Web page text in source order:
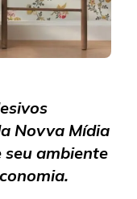
Novva Mídia
ambiente